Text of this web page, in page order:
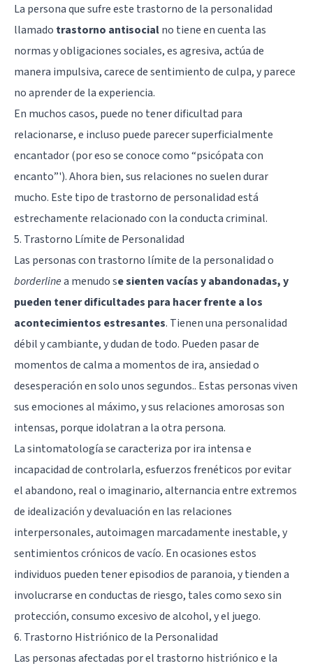
La persona que sufre este trastorno de la personalidad
llamado trastorno antisocialno tiene en cuenta las
normas y obligaciones sociales, es agresiva, actúa de
manera impulsiva, carece de sentimiento de culpa, y parece
no aprender de la experiencia.
En muchos casos, puede no tener dificultad para
relacionarse, e incluso puede parecer superficialmente
encantador (por eso se conoce como “psicópata con
encanto”'). Ahora bien, sus relaciones no suelen durar
mucho. Este tipo de trastorno de personalidad está
estrechamente relacionado con la conducta criminal.
5. Trastorno Límite de Personalidad
Las personas con trastorno límite de la personalidado
borderlinea menudo se sienten vacías y abandonadas, y
pueden tener dificultades para hacer frente a los
acontecimientos estresantes. Tienen una personalidad
débil y cambiante, y dudan de todo. Pueden pasar de
momentos de calma a momentos de ira, ansiedad o
desesperación en solo unos segundos.. Estas personas viven
sus emociones al máximo, y sus relaciones amorosas son
intensas, porque idolatran a la otra persona.
La sintomatología se caracteriza por ira intensa e
incapacidad de controlarla, esfuerzos frenéticos por evitar
el abandono, real o imaginario, alternancia entre extremos
de idealización y devaluación en las relaciones
interpersonales, autoimagen marcadamente inestable, y
sentimientos crónicos de vacío. En ocasiones estos
individuos pueden tener episodios de paranoia, y tienden a
involucrarse en conductas de riesgo, tales como sexo sin
protección, consumo excesivo de alcohol, y el juego.
6. Trastorno Histriónico de la Personalidad
Las personas afectadas por el trastorno histriónico e la